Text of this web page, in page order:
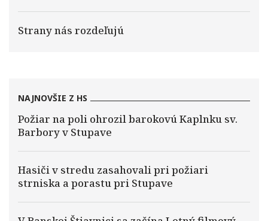
Strany nás rozdeľujú
NAJNOVŠIE Z HS
Požiar na poli ohrozil barokovú Kaplnku sv.
Barbory v Stupave
Hasiči v stredu zasahovali pri požiari
strniska a porastu pri Stupave